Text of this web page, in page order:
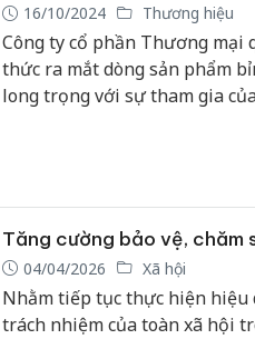
16/10/2024 Thương hiệu
Công ty cổ phần Thương mại
thức ra mắt dòng sản phẩm
long trọng với sự tham gia
Tăng cường bảo vệ, chăm
04/04/2026 Xã hội
Nhằm tiếp tục thực hiện hiệu
trách nhiệm của toàn xã hội